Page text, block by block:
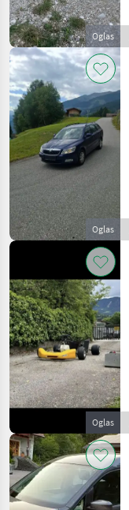
Oglas
Oglas
Oglas